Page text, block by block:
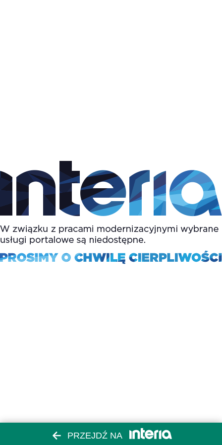
PRZEJDŹ NA